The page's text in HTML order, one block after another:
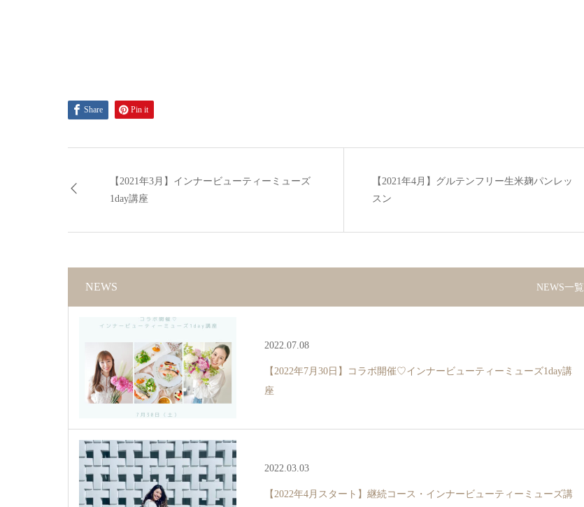
Share Pin it
【2021年3月】インナービューティーミューズ
1day講座
【2021年4月】グルテンフリー生米麹パンレッ
スン
NEWS NEWS一覧
2022.07.08
【2022年7月30日】コラボ開催♡インナービューティーミューズ1day講
座
2022.03.03
【2022年4月スタート】継続コース・インナービューティーミューズ講